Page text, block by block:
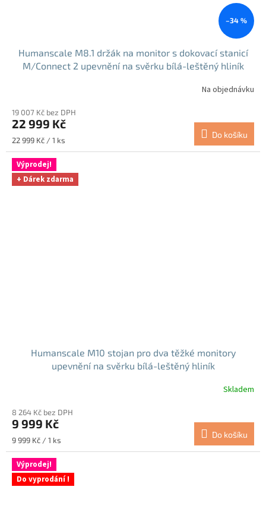
–34 %
Humanscale M8.1 držák na monitor s dokovací stanicí
M/Connect 2 upevnění na svěrku bílá-leštěný hliník
Na objednávku
19 007 Kč bez DPH
22 999 Kč
Měrná
cena:
22 999 Kč / 1 ks
Do košíku
Výprodej!
+ Dárek zdarma
Humanscale M10 stojan pro dva těžké monitory
upevnění na svěrku bílá-leštěný hliník
Skladem
8 264 Kč bez DPH
9 999 Kč
Měrná
cena:
9 999 Kč / 1 ks
Do košíku
Výprodej!
Do vyprodání !